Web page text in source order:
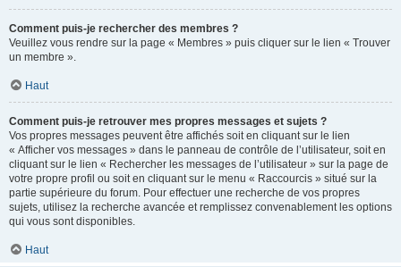
Comment puis-je rechercher des membres ?
Veuillez vous rendre sur la page « Membres » puis cliquer sur le lien « Trouver
un membre ».
Haut
Comment puis-je retrouver mes propres messages et sujets ?
Vos propres messages peuvent être affichés soit en cliquant sur le lien
« Afficher vos messages » dans le panneau de contrôle de l’utilisateur, soit en
cliquant sur le lien « Rechercher les messages de l’utilisateur » sur la page de
votre propre profil ou soit en cliquant sur le menu « Raccourcis » situé sur la
partie supérieure du forum. Pour effectuer une recherche de vos propres
sujets, utilisez la recherche avancée et remplissez convenablement les options
qui vous sont disponibles.
Haut